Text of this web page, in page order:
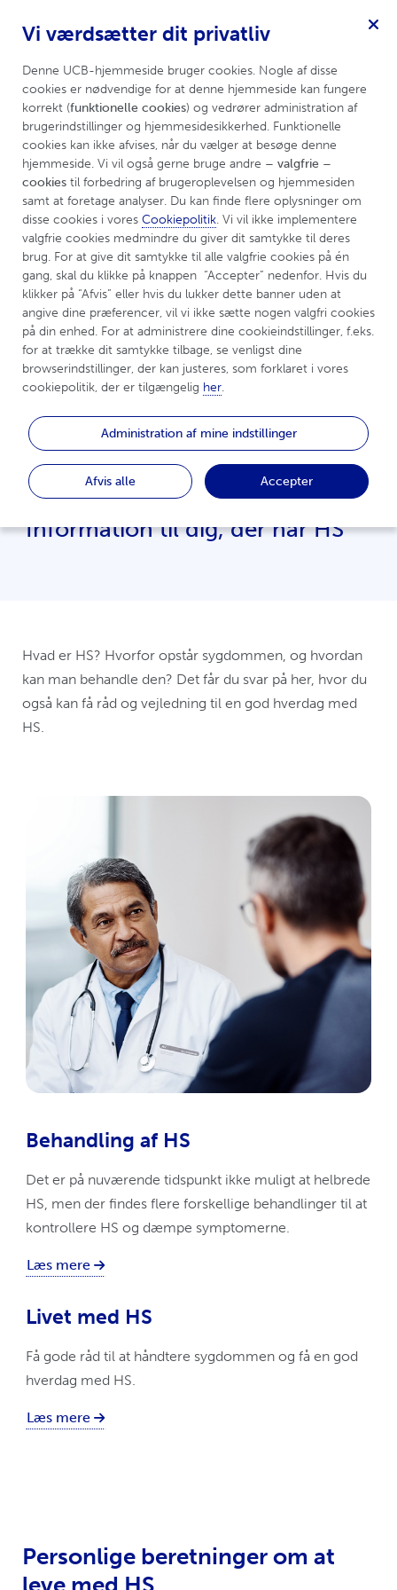
Hidrosadenitis Suppurativa
Menu
Hidrosadenitis
Suppurativa (HS)
Information til dig, der har HS
Hvad er HS? Hvorfor opstår sygdommen, og hvordan
kan man behandle den? Det får du svar på her, hvor du
også kan få råd og vejledning til en god hverdag med
HS.
Behandling af HS
Det er på nuværende tidspunkt ikke muligt at helbrede
HS, men der findes flere forskellige behandlinger til at
kontrollere HS og dæmpe symptomerne.
Læs mere
Livet med HS
Få gode råd til at håndtere sygdommen og få en god
hverdag med HS.
Læs mere
Personlige beretninger om at
Vi værdsætter dit privatliv
Denne UCB-hjemmeside bruger cookies. Nogle af disse
cookies er nødvendige for at denne hjemmeside kan fungere
korrekt (funktionelle cookies) og vedrører administration af
brugerindstillinger og hjemmesidesikkerhed. Funktionelle
cookies kan ikke afvises, når du vælger at besøge denne
hjemmeside. Vi vil også gerne bruge andre – valgfrie –
cookies til forbedring af brugeroplevelsen og hjemmesiden
samt at foretage analyser. Du kan finde flere oplysninger om
disse cookies i vores Cookiepolitik. Vi vil ikke implementere
valgfrie cookies medmindre du giver dit samtykke til deres
brug. For at give dit samtykke til alle valgfrie cookies på én
gang, skal du klikke på knappen  “Accepter” nedenfor. Hvis du
klikker på “Afvis” eller hvis du lukker dette banner uden at
angive dine præferencer, vil vi ikke sætte nogen valgfri cookies
på din enhed. For at administrere dine cookieindstillinger, f.eks.
for at trække dit samtykke tilbage, se venligst dine
browserindstillinger, der kan justeres, som forklaret i vores
cookiepolitik, der er tilgængelig her.
Afvis alle
Administration af mine indstillinger
Accepter